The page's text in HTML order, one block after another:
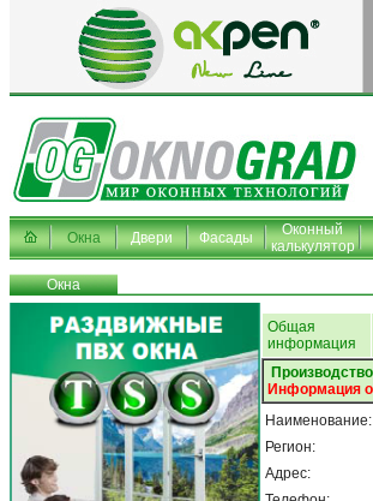
Окна Двери Фасады
Оконный
калькулятор
Окна
Общая
информация
Информация
Наименование:
Регион:
Адрес: